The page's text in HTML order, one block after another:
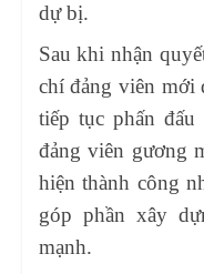
dự bị.
Sau khi nhận
chí đảng viên mới
tiếp tục phấn
đảng viên gương
hiện thành công
góp phần xây
mạnh.